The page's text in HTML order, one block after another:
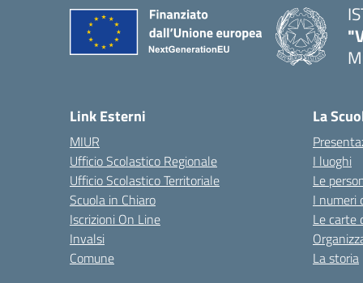
Link Esterni
MIUR
Ufficio Scolastico Regionale
Ufficio Scolastico Territoriale
Scuola in Chiaro
Iscrizioni On Line
Invalsi
Comune
La
I luoghi
Le
I numeri
Le carte
La storia